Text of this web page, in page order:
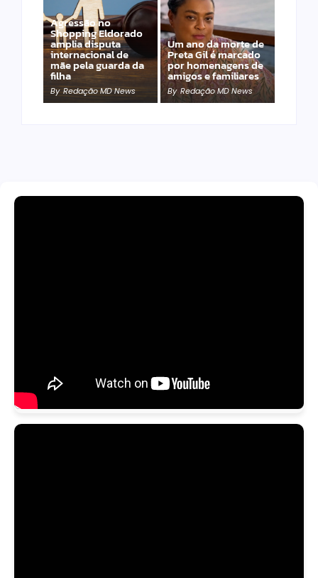
Agressão no
Shopping Eldorado
amplia disputa
internacional de
mãe pela guarda da
filha
By Redação MD News
Um ano da morte de
Preta Gil é marcado
por homenagens de
amigos e familiares
By Redação MD News